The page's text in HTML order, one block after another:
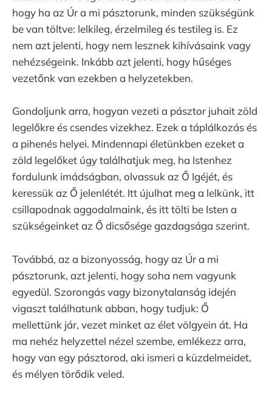
hogy ha az Úr a mi pásztorunk, minden szükségünk
be van töltve: lelkileg, érzelmileg és testileg is. Ez
nem azt jelenti, hogy nem lesznek kihívásaink vagy
nehézségeink. Inkább azt jelenti, hogy hűséges
vezetőnk van ezekben a helyzetekben.
Gondoljunk arra, hogyan vezeti a pásztor juhait zöld
legelőkre és csendes vizekhez. Ezek a táplálkozás és
a pihenés helyei. Mindennapi életünkben ezeket a
zöld legelőket úgy találhatjuk meg, ha Istenhez
fordulunk imádságban, olvassuk az Ő Igéjét, és
keressük az Ő jelenlétét. Itt újulhat meg a lelkünk, itt
csillapodnak aggodalmaink, és itt tölti be Isten a
szükségeinket az Ő dicsősége gazdagsága szerint.
Továbbá, az a bizonyosság, hogy az Úr a mi
pásztorunk, azt jelenti, hogy soha nem vagyunk
egyedül. Szorongás vagy bizonytalanság idején
vigaszt találhatunk abban, hogy tudjuk: Ő
mellettünk jár, vezet minket az élet völgyein át. Ha
ma nehéz helyzettel nézel szembe, emlékezz arra,
hogy van egy pásztorod, aki ismeri a küzdelmeidet,
és mélyen törődik veled.